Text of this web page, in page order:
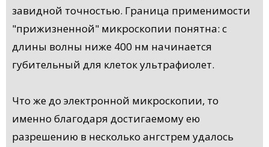
завидной точностью. Граница применимости
"прижизненной" микроскопии понятна: с
длины волны ниже 400 нм начинается
губительный для клеток ультрафиолет.
Что же до электронной микроскопии, то
именно благодаря достигаемому ею
разрешению в несколько ангстрем удалось